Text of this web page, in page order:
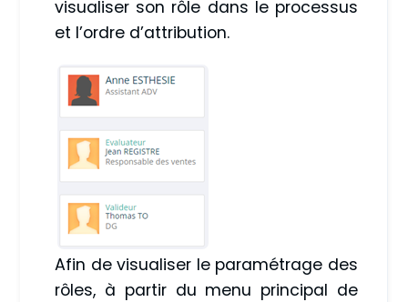
visualiser son rôle dans le processus
et l’ordre d’attribution.
Afin de visualiser le paramétrage des
rôles, à partir du menu principal de